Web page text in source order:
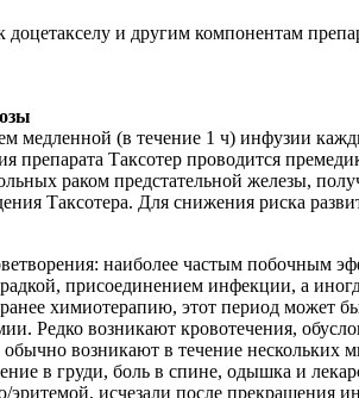
доцетакселу и другим компонентам
медленной (в течение 1 ч) инфузии
препарата Таксотер проводится
раком предстательной железы,
Таксотера. Для снижения риска
наиболее частым побочным
присоединением инфекции, а
химиотерапию, этот период может
Редко возникают кровотечения,
возникают в течение
в груди, боль в спине, одышка и
исчезали после прекращения